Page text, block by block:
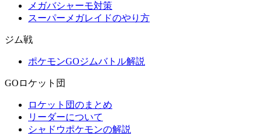
メガバシャーモ対策
スーパーメガレイドのやり方
ジム戦
ポケモンGOジムバトル解説
GOロケット団
ロケット団のまとめ
リーダーについて
シャドウポケモンの解説